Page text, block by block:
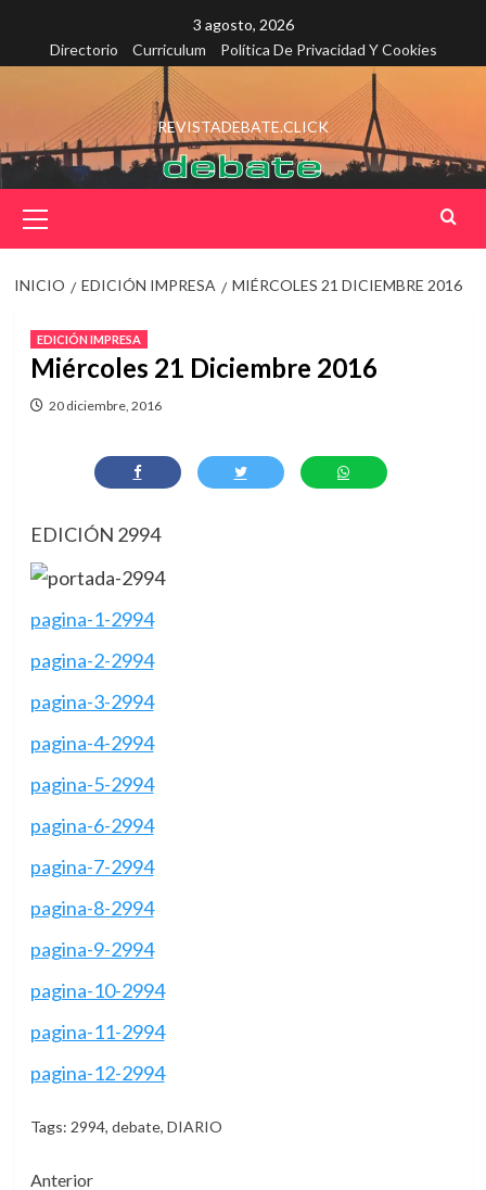
contenido
3 agosto, 2026
Directorio
Curriculum Política De Privacidad Y Cookies
REVISTADEBATE.CLICK
principal
INICIO EDICIÓN IMPRESA MIÉRCOLES 21 DICIEMBRE 2016
EDICIÓN IMPRESA
Miércoles 21 Diciembre 2016
20 diciembre, 2016
EDICIÓN 2994
pagina-1-2994
pagina-2-2994
pagina-3-2994
pagina-4-2994
pagina-5-2994
pagina-6-2994
pagina-7-2994
pagina-8-2994
pagina-9-2994
pagina-10-2994
pagina-11-2994
pagina-12-2994
Tags: 2994, debate, DIARIO
Anterior